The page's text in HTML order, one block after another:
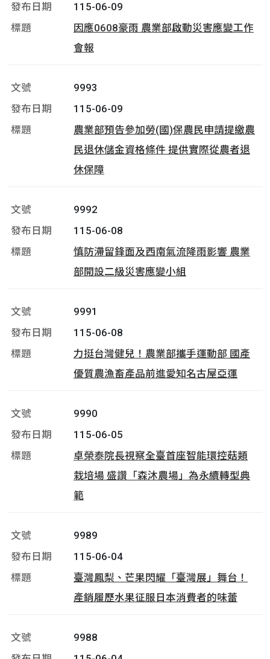
115-06-09
因應0608豪雨 農業部啟動災害應變工作
會報
9993
115-06-09
農業部預告參加勞(國)保農民申請提繳農
民退休儲金資格條件 提供實際從農者退
休保障
9992
115-06-08
慎防滯留鋒面及西南氣流降雨影響 農業
部開設二級災害應變小組
9991
115-06-08
力挺台灣健兒！農業部攜手運動部 國產
優質農漁畜產品前進愛知名古屋亞運
9990
115-06-05
卓榮泰院長視察全臺首座智能環控菇類
栽培場 盛讚「森沐農場」為永續轉型典
範
9989
115-06-04
臺灣鳳梨、芒果閃耀「臺灣展」舞台！
產銷履歷水果征服日本消費者的味蕾
9988